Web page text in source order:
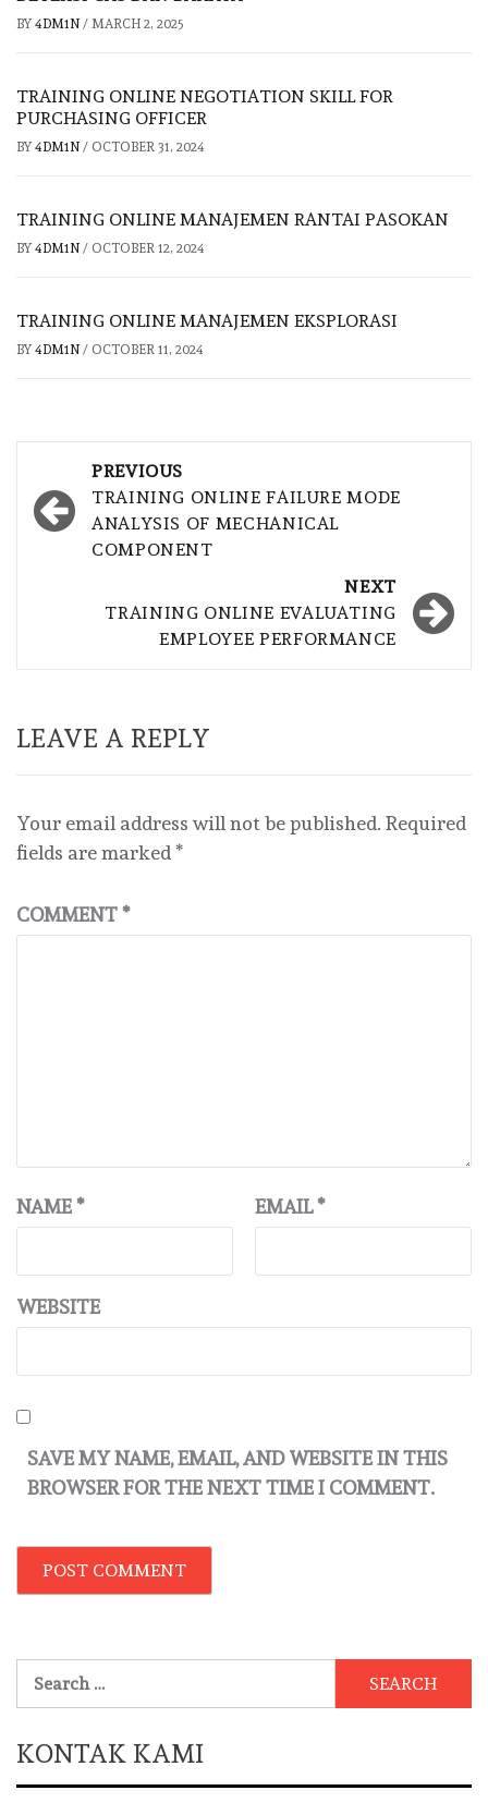
BY 4DM1N / MARCH 2, 2025
TRAINING ONLINE NEGOTIATION SKILL FOR
PURCHASING OFFICER
BY 4DM1N / OCTOBER 31, 2024
TRAINING ONLINE MANAJEMEN RANTAI PASOKAN
BY 4DM1N / OCTOBER 12, 2024
TRAINING ONLINE MANAJEMEN EKSPLORASI
BY 4DM1N / OCTOBER 11, 2024
navigation
PREVIOUS
TRAINING ONLINE FAILURE MODE
ANALYSIS OF MECHANICAL
COMPONENT
NEXT
TRAINING ONLINE EVALUATING
EMPLOYEE PERFORMANCE
LEAVE A REPLY
Your email address will not be published. Required
fields are marked *
COMMENT*
NAME* EMAIL*
WEBSITE
SAVE MY NAME, EMAIL, AND WEBSITE IN THIS
BROWSER FOR THE NEXT TIME I COMMENT.
for:
KONTAK KAMI